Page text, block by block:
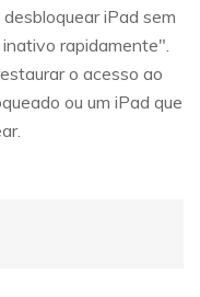
iPad sem
rapidamente".
o acesso ao
ou um iPad que